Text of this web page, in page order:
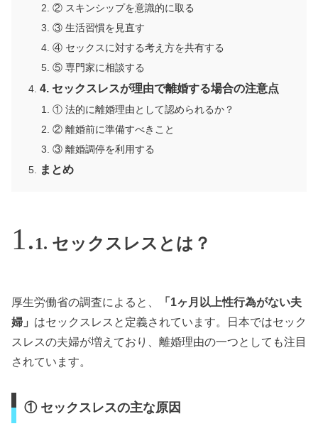
② スキンシップを意識的に取る
③ 生活習慣を見直す
④ セックスに対する考え方を共有する
⑤ 専門家に相談する
4. セックスレスが理由で離婚する場合の注意点
① 法的に離婚理由として認められるか？
② 離婚前に準備すべきこと
③ 離婚調停を利用する
まとめ
1. セックスレスとは？
厚生労働省の調査によると、
「1ヶ月以上性行為がない夫
婦」 はセックスレスと定義されています。日本ではセック
スレスの夫婦が増えており、離婚理由の一つとしても注目
されています。
① セックスレスの主な原因